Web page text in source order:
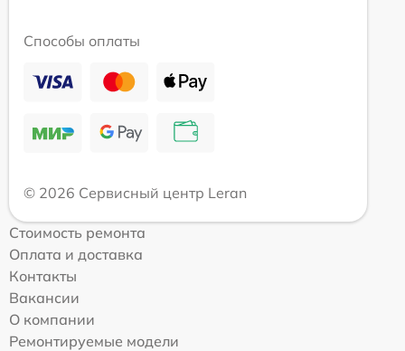
Способы оплаты
© 2026 Сервисный центр Leran
Стоимость ремонта
Оплата и доставка
Контакты
Вакансии
О компании
Ремонтируемые модели